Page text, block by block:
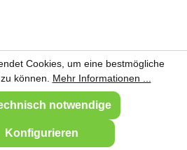
Cookies, um eine bestmögliche
können. Mehr Informationen ...
notwendige
Konfigurieren